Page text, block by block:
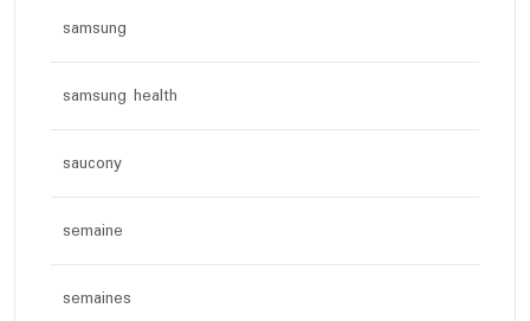
samsung
samsung health
saucony
semaine
semaines